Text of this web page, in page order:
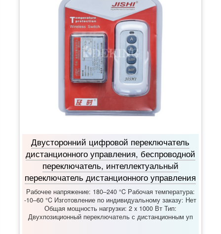
Двусторонний цифровой переключатель
дистанционного управления, беспроводной
переключатель, интеллектуальный
переключатель дистанционного управления
Рабочее напряжение: 180–240 °C Рабочая температура:
-10–60 °C Изготовление по индивидуальному заказу: Нет
Общая мощность нагрузки: 2 x 1000 Вт Тип:
Двухпозиционный переключатель с дистанционным уп